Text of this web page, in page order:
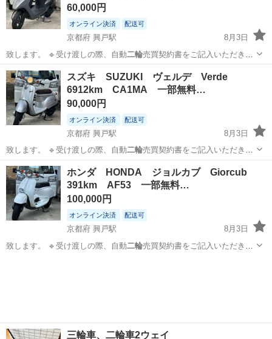
60,000円
オンライン決済 配送可
京都府 興戸駅
8月3日
致します。 🔹受け渡しの際、自動二輪売買契約書をご記入いただきま
す。 …
京都 京田辺市 興戸駅 SUZUKI
スズキ SUZUKI ヴェルデ Verde
6912km CA1MA 一部無料…
90,000円
オンライン決済 配送可
京都府 興戸駅
8月3日
致します。 🔹受け渡しの際、自動二輪売買契約書をご記入いただきま
す。 …
京都 京田辺市 興戸駅 スズキ ヴェルデ
ホンダ HONDA ジョルカブ Giorcub
391km AF53 一部無料…
100,000円
オンライン決済 配送可
京都府 興戸駅
8月3日
致します。 🔹受け渡しの際、自動二輪売買契約書をご記入いただきま
三輪車、二輪車2ウェイ